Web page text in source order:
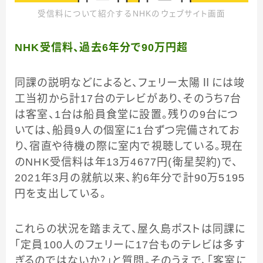
受信料について紹介するNHKのウェブサイト画面
NHK受信料、過去6年分で90万円超
同課の説明などによると、フェリー太陽Ⅱには竣
工当初から計17台のテレビがあり、そのうち7台
は客室、1台は船員食堂に設置。残りの9台につ
いては、船員9人の個室に1台ずつ完備されてお
り、宿直や待機の際に室内で視聴している。現在
のNHK受信料は年13万4677円(衛星契約)で、
2021年3月の就航以来、約6年分で計90万5195
円を支出している。
これらの状況を踏まえて、屋久島ポストは同課に
「定員100人のフェリーに17台ものテレビは多す